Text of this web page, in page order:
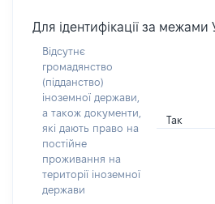
Для ідентифікації за межами
Відсутнє
громадянство
(підданство)
іноземної держави,
а також документи,
які дають право на
постійне
проживання на
території іноземної
держави
Так